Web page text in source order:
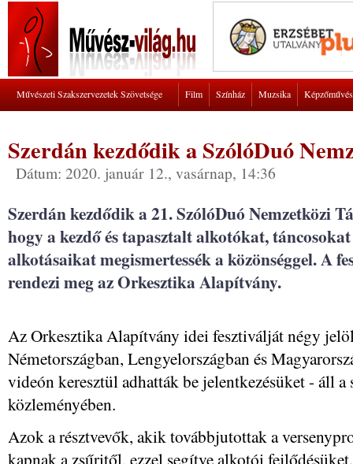
Művészeti Szakszervezetek Szövetsége Film Színház Muzsika
Szerdán kezdődik a SzólóDuó
Dátum: 2020. január 12., vasárnap, 14:36
Szerdán kezdődik a 21. SzólóDuó Nemzetközi
hogy a kezdő és tapasztalt alkotókat,
alkotásaikat megismertessék a közönséggel. A
rendezi meg az Orkesztika Alapítvány.
Az Orkesztika Alapítvány idei fesztiválját négy
Németországban, Lengyelországban és
videón keresztül adhatták be jelentkezésüket - áll
közleményében.
Azok a résztvevők, akik továbbjutottak a
kapnak a zsűritől, ezzel segítve alkotói